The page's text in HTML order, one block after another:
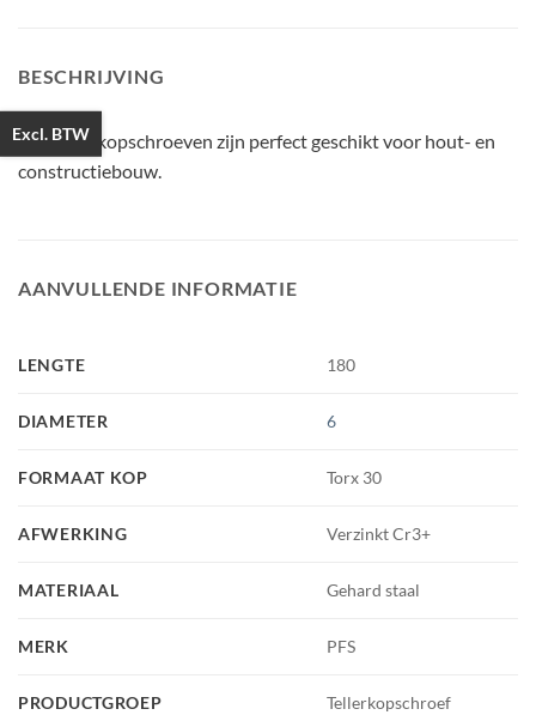
BESCHRIJVING
PFS tellerkopschroeven zijn perfect geschikt voor hout- en
constructiebouw.
AANVULLENDE INFORMATIE
LENGTE 180
DIAMETER 6
FORMAAT KOP Torx 30
AFWERKING Verzinkt Cr3+
MATERIAAL Gehard staal
MERK PFS
PRODUCTGROEP Tellerkopschroef
Excl. BTW